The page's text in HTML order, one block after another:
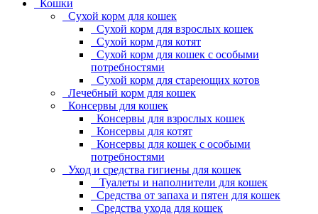
Кошки
Сухой корм для кошек
Сухой корм для взрослых кошек
Сухой корм для котят
Сухой корм для кошек с особыми
потребностями
Сухой корм для стареющих котов
Лечебный корм для кошек
Консервы для кошек
Консервы для взрослых кошек
Консервы для котят
Консервы для кошек с особыми
потребностями
Уход и средства гигиены для кошек
Туалеты и наполнители для кошек
Средства от запаха и пятен для кошек
Средства ухода для кошек